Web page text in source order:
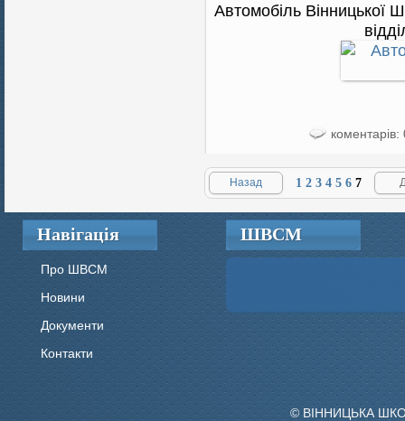
Автомобіль
коментарів:
Назад 1 2 3 4 5 6 7
Навігація
Про ШВСМ
Новини
Документи
Контакти
ШВСМ
© ВІННИЦЬКА